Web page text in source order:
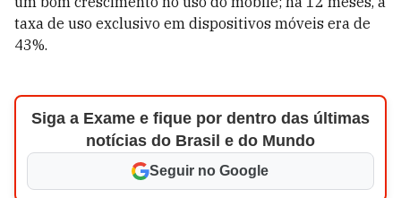
taxa de uso exclusivo em dispositivos móveis era de
43%.
Siga a Exame e fique por dentro das últimas
notícias do Brasil e do Mundo
Seguir no Google